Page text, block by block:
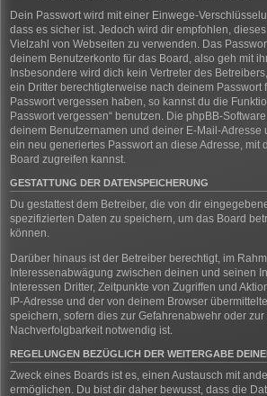
Dein Passwort wird mit einer Einwege-
dass es sicher ist. Jedoch wird dir empfohlen,
Vielzahl von Webseiten zu verwenden. Das
deinem Benutzerkonto für das Board, also geh mit
Insbesondere wird dich kein Vertreter des
ein Dritter berechtigterweise nach deinem Passwort
Passwort vergessen haben, so kannst du die
Passwort vergessen“ benutzen. Die phpBB-
deinem Benutzernamen und deiner E-Mail-Adresse
ein neu generiertes Passwort an diese Adresse, mit
Board zugreifen kannst.
GESTATTUNG DER DATENSPEICHERUNG
Du gestattest dem Betreiber, die von dir
spezifizierten Daten zu speichern, um das Board
können.
Darüber hinaus ist der Betreiber berechtigt, im
Interessenabwägung zwischen deinen und seinen
Interessen Dritter, Zeitpunkte von Zugriffen und
IP-Adresse und der von deinem Browser
speichern, sofern dies zur Gefahrenabwehr oder zur
Nachverfolgbarkeit notwendig ist.
REGELUNGEN BEZÜGLICH DER WEITERGABE
Zweck eines Boards ist es, einen Austausch mit
ermöglichen. Du bist dir daher bewusst, dass die